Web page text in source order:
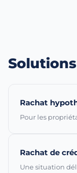
Rachat
Pour les
Rachat de
Une situation